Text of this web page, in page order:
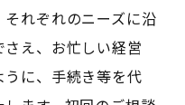
れぞれのニーズに沿
え、お忙しい経営
に、手続き等を代